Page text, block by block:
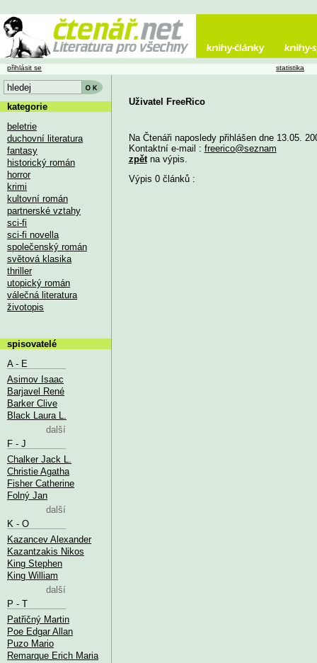
Uživatel FreeRico
Na Čtenáři naposledy přihlášen dne 13.05.
Kontaktní e-mail : freerico@seznam
zpětna výpis.
Výpis 0 článků :
přihlásit se statistika
kategorie
beletrie
duchovní literatura
fantasy
historický román
horror
krimi
kultovní román
partnerské vztahy
sci-fi
sci-fi novella
společenský román
světová klasika
thriller
utopický román
válečná literatura
životopis
spisovatelé
A - E
Asimov Isaac
Barjavel René
Barker Clive
Black Laura L.
další
F - J
Chalker Jack L.
Christie Agatha
Fisher Catherine
Folný Jan
další
K - O
Kazancev Alexander
Kazantzakis Nikos
King Stephen
King William
další
P - T
Patřičný Martin
Poe Edgar Allan
Puzo Mario
Remarque Erich Maria